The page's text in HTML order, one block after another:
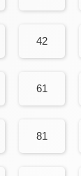
42
61
81